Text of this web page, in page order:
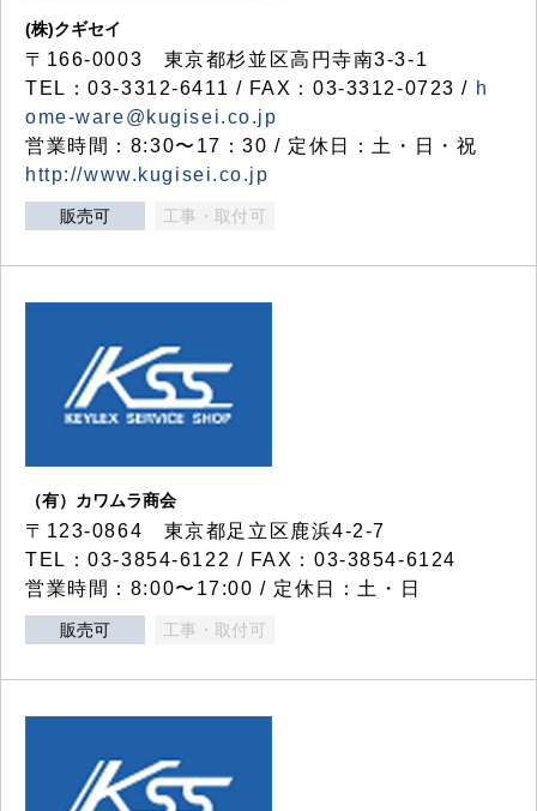
(株)クギセイ
〒166-0003 東京都杉並区高円寺南3-3-1
TEL：03-3312-6411 / FAX：03-3312-0723 / h
ome-ware@kugisei.co.jp
営業時間：8:30〜17：30 / 定休日：土・日・祝
http://www.kugisei.co.jp
販売可 工事・取付可
（有）カワムラ商会
〒123-0864 東京都足立区鹿浜4-2-7
TEL：03-3854-6122 / FAX：03-3854-6124
営業時間：8:00〜17:00 / 定休日：土・日
販売可 工事・取付可